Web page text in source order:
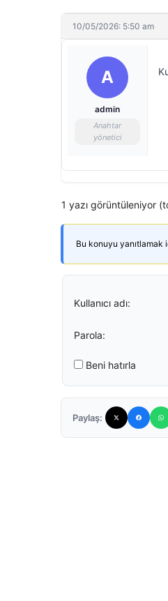
10/05/2026: 5:50 am
A
admin
Anahtar
yönetici
1 yazı görüntüleniyor
Bu konuyu yanıtlamak
Kullanıcı adı:
Parola:
Beni hatırla
Paylaş: